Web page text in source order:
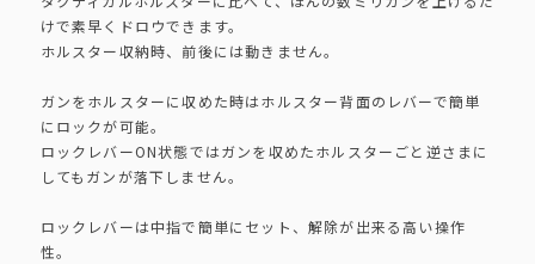
けで素早くドロウできます。
ホルスター収納時、前後には動きません。
ガンをホルスターに収めた時はホルスター背面のレバーで簡単
にロックが可能。
ロックレバーON状態ではガンを収めたホルスターごと逆さまに
してもガンが落下しません。
ロックレバーは中指で簡単にセット、解除が出来る高い操作
性。